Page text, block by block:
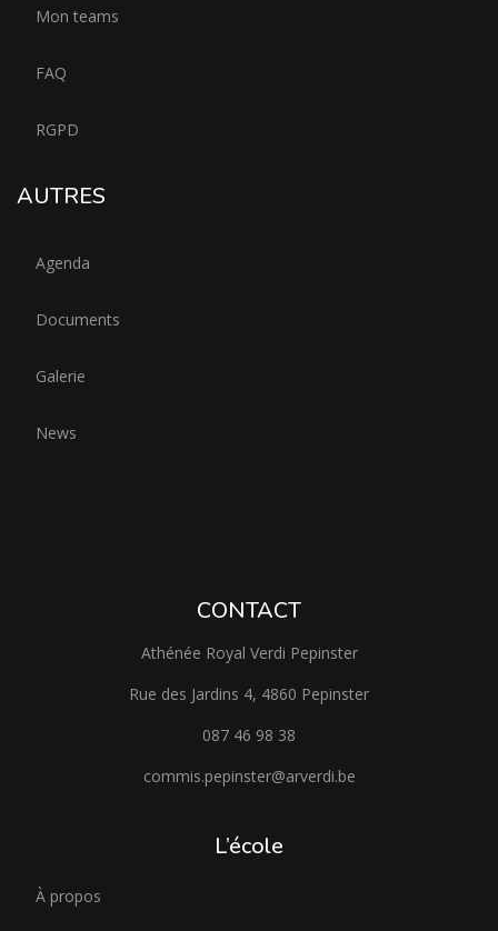
Mon teams
FAQ
RGPD
AUTRES
Agenda
Documents
Galerie
News
CONTACT
Athénée Royal Verdi Pepinster
Rue des Jardins 4, 4860 Pepinster
087 46 98 38
commis.pepinster@arverdi.be
L’école
À propos